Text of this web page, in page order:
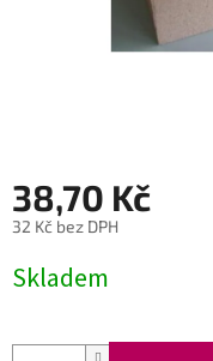
38,70 Kč
32 Kč bez DPH
cena:
Skladem